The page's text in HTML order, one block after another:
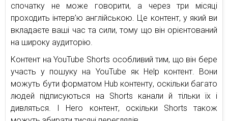
спочатку не може говорити, а через три місяці
проходить інтерв’ю англійською. Це контент, у який ви
вкладаєте ваші час та сили, тому що він орієнтований
на широку аудиторію.
Контент на YouTube Shorts особливий тим, що він бере
участь у пошуку на YouTube як Help контент. Вони
можуть бути форматом Hub контенту, оскільки багато
людей підписуються на Shorts канали й тільки їх і
дивляться. І Hero контент, оскільки Shorts також